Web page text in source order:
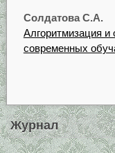
Солдатова С.А.
Алгоритмизация
современных
Журнал